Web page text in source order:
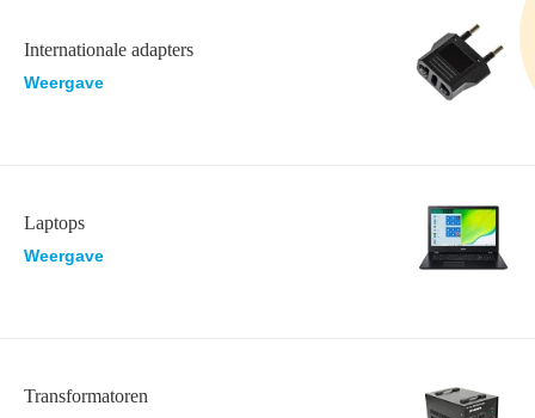
Internationale adapters
Weergave
Laptops
Weergave
Transformatoren